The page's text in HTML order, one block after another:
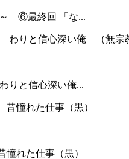
～ ⑥最終回 「な...
りと信心深い俺...
れた仕事（黒）